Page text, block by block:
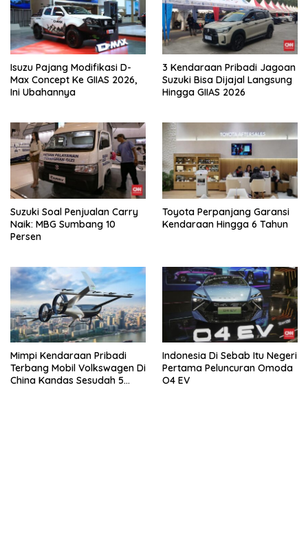
Isuzu Pajang Modifikasi D-
Max Concept Ke GIIAS 2026,
Ini Ubahannya
3 Kendaraan Pribadi Jagoan
Suzuki Bisa Dijajal Langsung
Hingga GIIAS 2026
Suzuki Soal Penjualan Carry
Naik: MBG Sumbang 10
Persen
Toyota Perpanjang Garansi
Kendaraan Hingga 6 Tahun
Mimpi Kendaraan Pribadi
Terbang Mobil Volkswagen Di
China Kandas Sesudah 5
Indonesia Di Sebab Itu Negeri
Pertama Peluncuran Omoda
O4 EV